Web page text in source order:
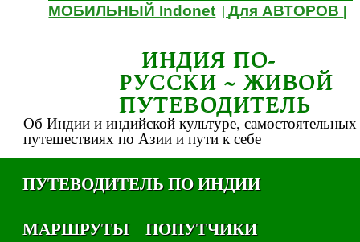
МОБИЛЬНЫЙ Indonet |Для АВТОРОВ
ИНДИЯ ПО-
РУССКИ ~ ЖИВОЙ
ПУТЕВОДИТЕЛЬ
Об Индии и индийской культуре, самостоятельных
путешествиях по Азии и пути к себе
ПУТЕВОДИТЕЛЬ ПО ИНДИИ
МАРШРУТЫ
ПОПУТЧИКИ